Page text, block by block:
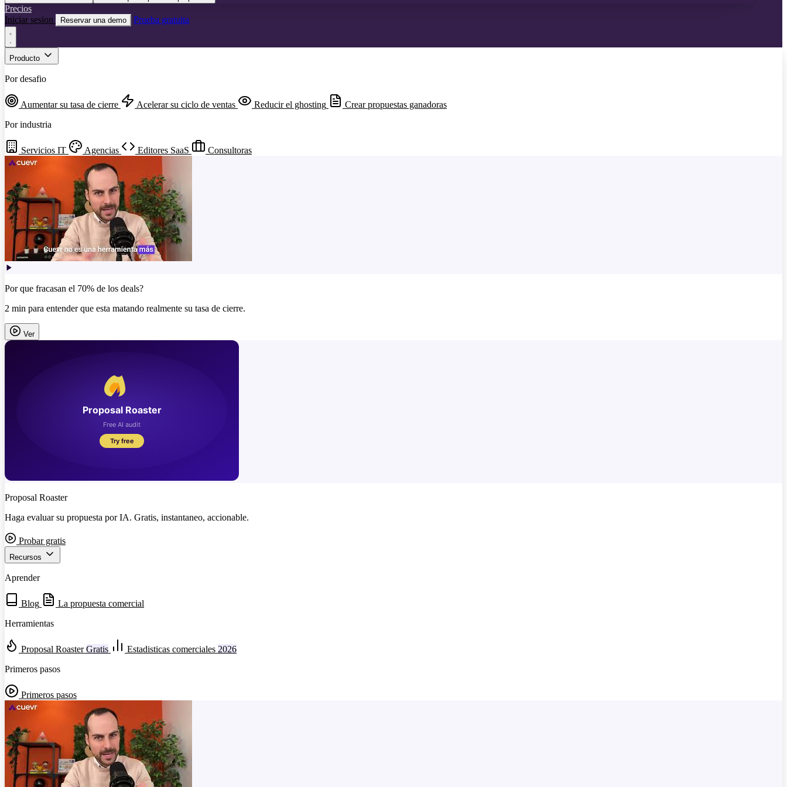
Precios
Iniciar sesion
Reservar una demo Prueba gratuita
Producto
Por desafio
Aumentar su tasa de cierre Acelerar su ciclo de ventas Reducir el ghosting
Crear propuestas ganadoras
Por industria
Servicios IT Agencias Editores SaaS Consultoras
Por que fracasan el 70% de los deals?
2 min para entender que esta matando realmente su tasa de cierre.
Ver
Proposal Roaster
Haga evaluar su propuesta por IA. Gratis, instantaneo, accionable.
Probar gratis
Recursos
Aprender
Blog
La propuesta comercial
Herramientas
Proposal Roaster Gratis Estadisticas comerciales 2026
Primeros pasos
Primeros pasos